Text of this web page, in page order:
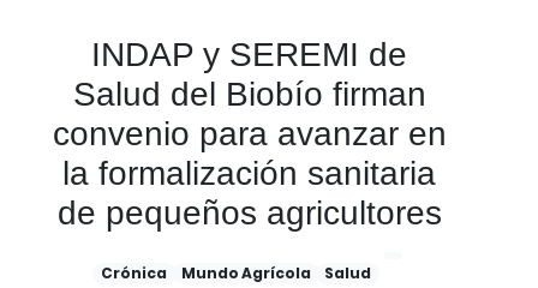
INDAP y SEREMI de
Salud del Biobío firman
convenio para avanzar en
la formalización sanitaria
de pequeños agricultores
Crónica Mundo Agrícola Salud